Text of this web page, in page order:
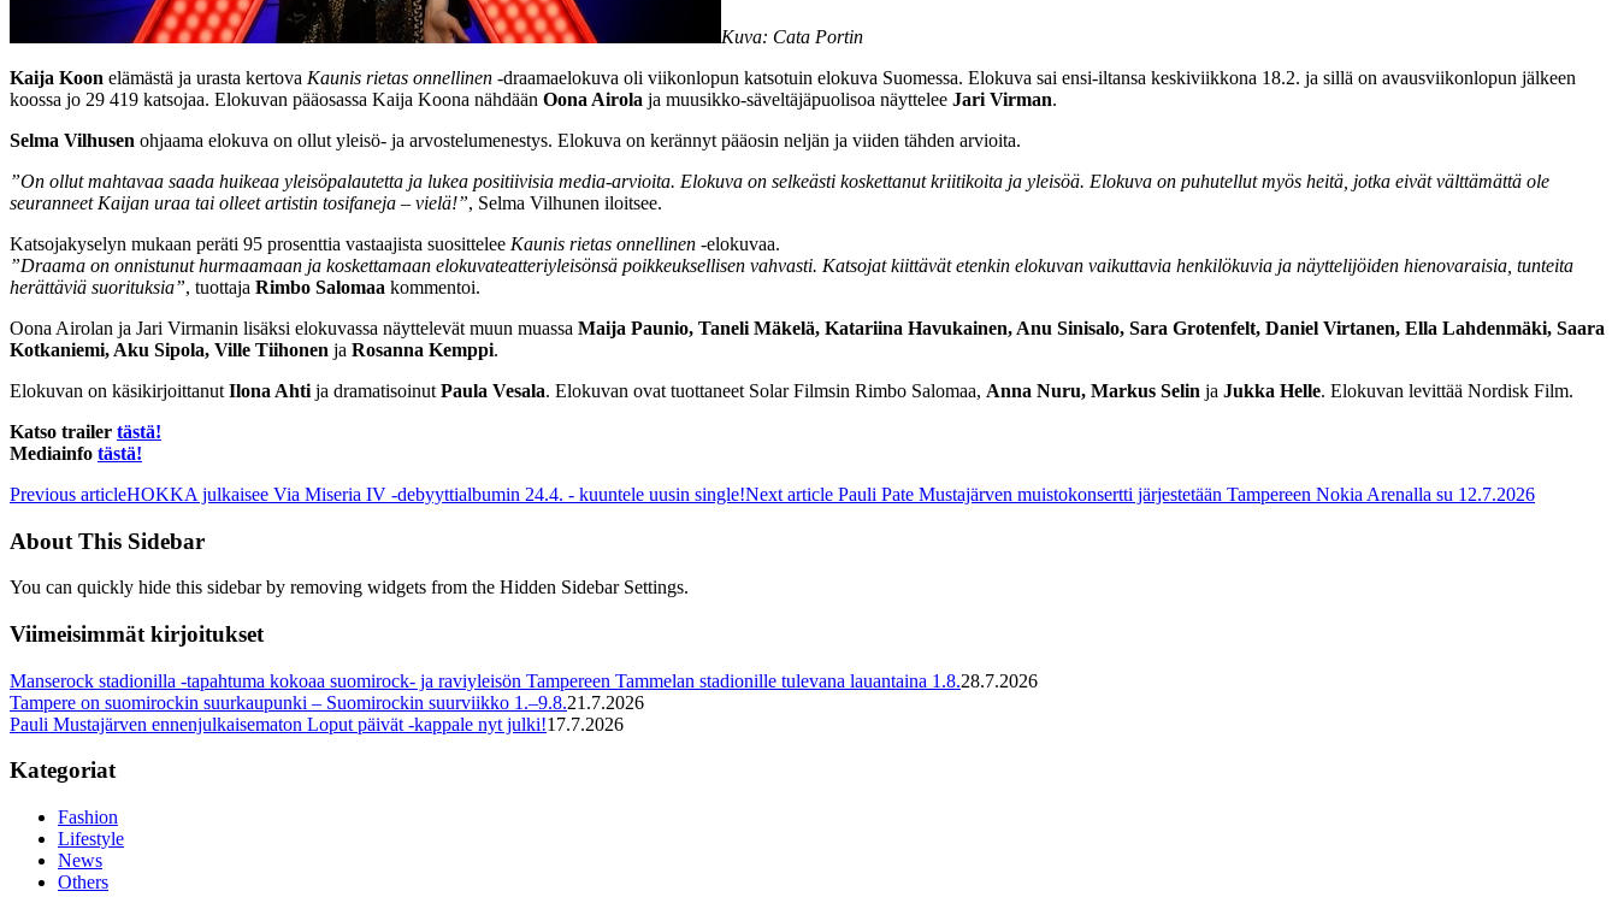
Kuva: Cata Portin
Kaija Koon elämästä ja urasta kertova Kaunis rietas onnellinen -draamaelokuva oli viikonlopun katsotuin elokuva Suomessa. Elokuva sai ensi-iltansa keskiviikkona 18.2. ja sillä on avausviikonlopun jälkeen
koossa jo 29 419 katsojaa. Elokuvan pääosassa Kaija Koona nähdään Oona Airola ja muusikko-säveltäjäpuolisoa näyttelee Jari Virman.
Selma Vilhusen ohjaama elokuva on ollut yleisö- ja arvostelumenestys. Elokuva on kerännyt pääosin neljän ja viiden tähden arvioita.
”On ollut mahtavaa saada huikeaa yleisöpalautetta ja lukea positiivisia media-arvioita. Elokuva on selkeästi koskettanut kriitikoita ja yleisöä. Elokuva on puhutellut myös heitä, jotka eivät välttämättä ole
seuranneet Kaijan uraa tai olleet artistin tosifaneja – vielä!”, Selma Vilhunen iloitsee.
Katsojakyselyn mukaan peräti 95 prosenttia vastaajista suosittelee Kaunis rietas onnellinen -elokuvaa.
”Draama on onnistunut hurmaamaan ja koskettamaan elokuvateatteriyleisönsä poikkeuksellisen vahvasti. Katsojat kiittävät etenkin elokuvan vaikuttavia henkilökuvia ja näyttelijöiden hienovaraisia, tunteita
herättäviä suorituksia”, tuottaja Rimbo Salomaa kommentoi.
Oona Airolan ja Jari Virmanin lisäksi elokuvassa näyttelevät muun muassa Maija Paunio, Taneli Mäkelä, Katariina Havukainen, Anu Sinisalo, Sara Grotenfelt, Daniel Virtanen, Ella Lahdenmäki, Saara
Kotkaniemi, Aku Sipola, Ville Tiihonen ja Rosanna Kemppi.
Elokuvan on käsikirjoittanut Ilona Ahti ja dramatisoinut Paula Vesala. Elokuvan ovat tuottaneet Solar Filmsin Rimbo Salomaa, Anna Nuru, Markus Selin ja Jukka Helle. Elokuvan levittää Nordisk Film.
Katso trailer tästä!
Mediainfo tästä!
Previous articleHOKKA julkaisee Via Miseria IV -debyyttialbumin 24.4. - kuuntele uusin single!Next article Pauli Pate Mustajärven muistokonsertti järjestetään Tampereen Nokia Arenalla su 12.7.2026
About This Sidebar
You can quickly hide this sidebar by removing widgets from the Hidden Sidebar Settings.
Viimeisimmät kirjoitukset
Manserock stadionilla -tapahtuma kokoaa suomirock- ja raviyleisön Tampereen Tammelan stadionille tulevana lauantaina 1.8.28.7.2026
Tampere on suomirockin suurkaupunki – Suomirockin suurviikko 1.–9.8.21.7.2026
Pauli Mustajärven ennenjulkaisematon Loput päivät -kappale nyt julki!17.7.2026
Kategoriat
Fashion
Lifestyle
News
Others